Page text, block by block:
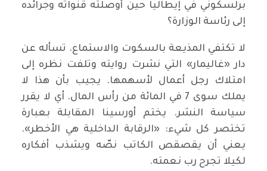
برلسكوني في إيطاليا حين أوصلته قنواته وجرائده
إلى رئاسة الوزارة؟
لا تكتفي المذيعة بالسكوت والاستماع. تسأله عن
دار «غاليمار» التي نشرت روايته وتلفت نظره إلى
امتلاك رجل أعمال لأسهمها. يجيب بأن هذا لا
يملك سوى 7 في المائة من رأس المال. أي لا يقرر
سياسة النشر. يختم أورسينا المقابلة بعبارة
تختصر كل شيء: «الرقابة الداخلية هي الأخطر».
يعني أن يقصقص الكاتب نصّه ويشذب أفكاره
لكيلا تجرح رب نعمته.